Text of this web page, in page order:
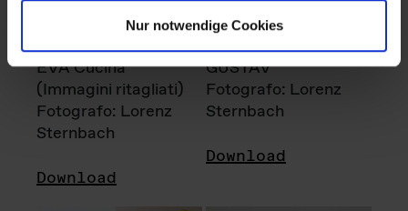
Nur notwendige Cookies
EVA Cucina
(Immagini ritagliati)
Fotografo: Lorenz
Sternbach
Download
GUSTAV
Fotografo: Lorenz
Sternbach
Download